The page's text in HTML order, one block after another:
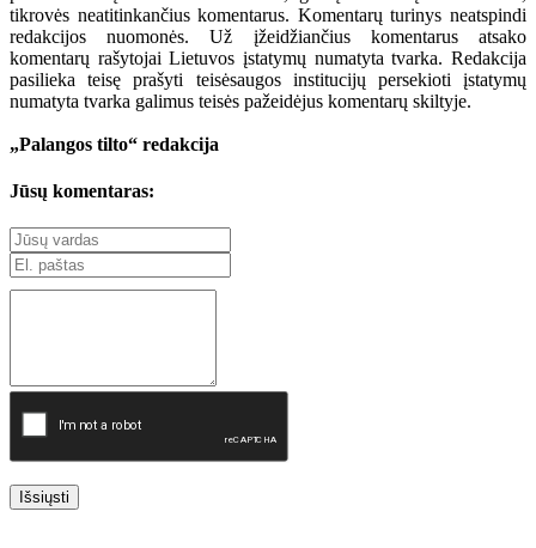
tikrovės neatitinkančius komentarus. Komentarų turinys neatspindi
redakcijos nuomonės. Už įžeidžiančius komentarus atsako
komentarų rašytojai Lietuvos įstatymų numatyta tvarka. Redakcija
pasilieka teisę prašyti teisėsaugos institucijų persekioti įstatymų
numatyta tvarka galimus teisės pažeidėjus komentarų skiltyje.
„Palangos tilto“ redakcija
Jūsų komentaras:
Išsiųsti